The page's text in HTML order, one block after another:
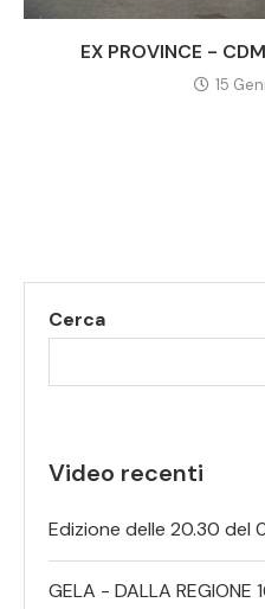
EX PROVINCE -
15
Cerca
Video recenti
Edizione delle 20.30 del
GELA - DALLA REGIONE